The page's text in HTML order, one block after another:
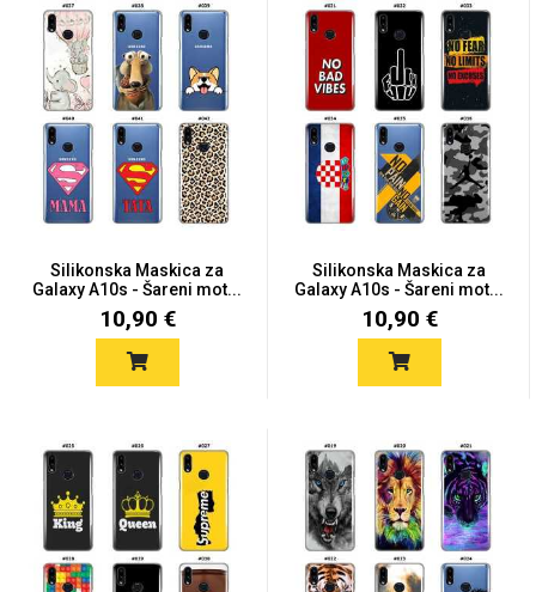
Silikonska Maskica za
Galaxy A10s - Šareni mot...
10,90 €
Silikonska Maskica za
Galaxy A10s - Šareni mot...
10,90 €